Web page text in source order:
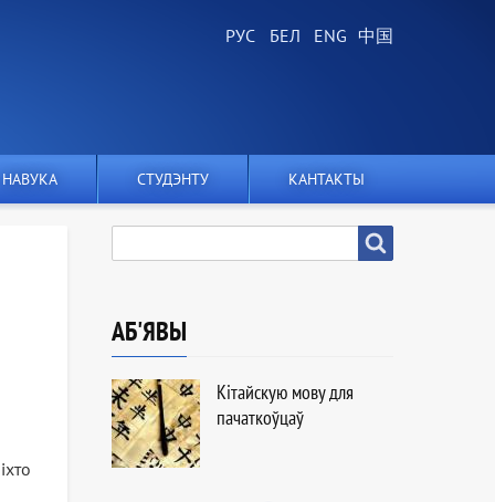
НАВУКА СТУДЭНТУ КАНТАКТЫ
АБ'ЯВЫ
Кітайскую мову для
пачаткоўцаў